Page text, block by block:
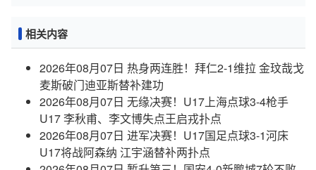
相关内容
2026年08月07日 热身两连胜！拜仁2-1维拉 金玟哉戈
麦斯破门迪亚斯替补建功
2026年08月07日 无缘决赛！U17上海点球3-4枪手
U17 李秋甫、李文博失点王启戎扑点
2026年08月07日 进军决赛！U17国足点球3-1河床
U17将战阿森纳 江宇涵替补两扑点